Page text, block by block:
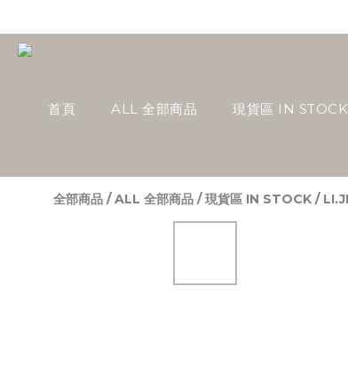
首頁 ALL 全部商品 現貨區 IN STOCK
全部商品 /ALL 全部商品 /現貨區 IN STOCK /